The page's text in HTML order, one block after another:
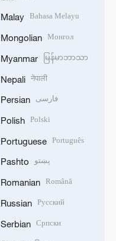
Malay Bahasa Melayu
Mongolian Монгол
Myanmar မြန်မာဘာသာ
Nepali नेपाली
Persian فارسی
Polish Polski
Portuguese Português
Pashto پښتو
Romanian Română
Russian Русский
Serbian Српски